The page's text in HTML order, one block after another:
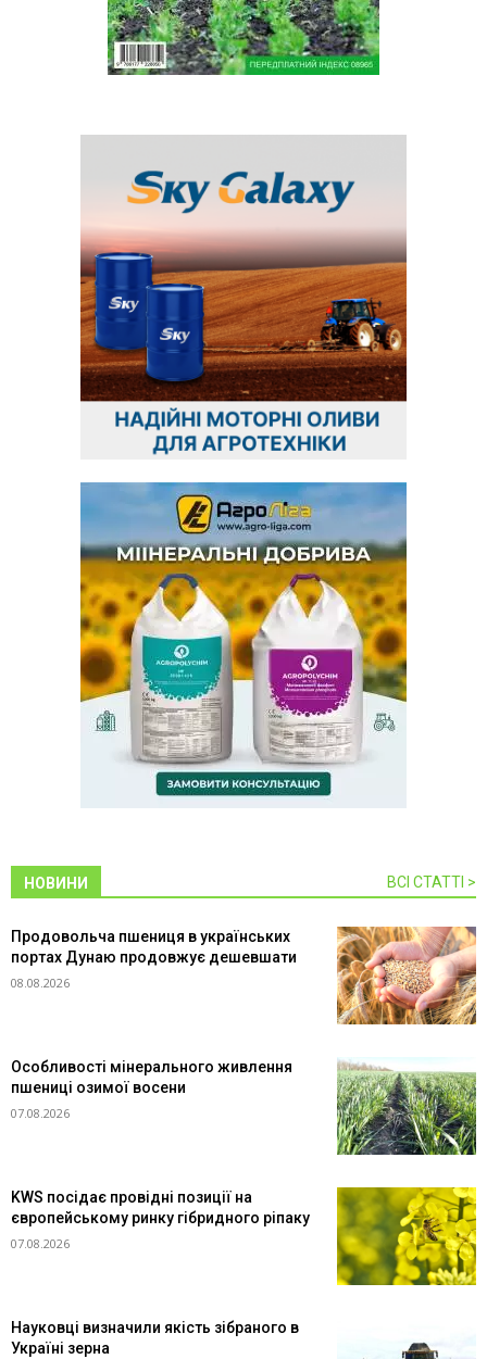
НОВИНИ ВСІ СТАТТІ >
Продовольча пшениця в українських
портах Дунаю продовжує дешевшати
08.08.2026
Особливості мінерального живлення
пшениці озимої восени
07.08.2026
KWS посідає провідні позиції на
європейському ринку гібридного ріпаку
07.08.2026
Науковці визначили якість зібраного в
Україні зерна